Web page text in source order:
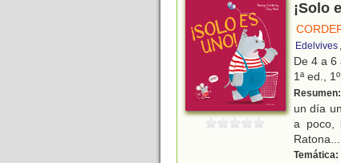
¡Solo
Edelvives
De 4 a 6
1ª ed.,
Resumen:
un día
a poco,
Ratona...
Temática: